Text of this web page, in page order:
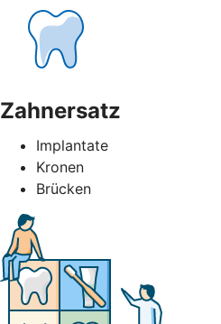
Zahnersatz
Implantate
Kronen
Brücken